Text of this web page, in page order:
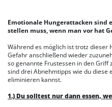
Emotionale Hungerattacken sind
stellen muss, wenn man vor hat
Während es möglich ist trotz dieser
Gefahr anschließend wieder
so genannte Frustessen in den
sind drei Abnehmtipps wie du diese
eliminieren kannst.
1.) Du solltest nur dann essen,